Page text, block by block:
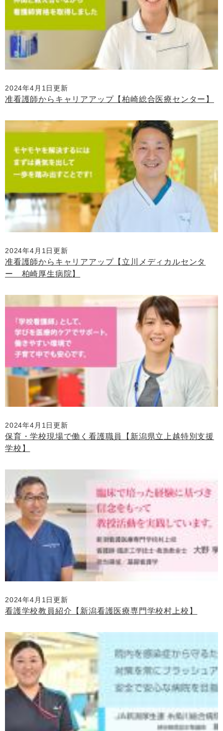
2024年4月1日更新
准看護師からキャリアアップ【柏崎総合医療センター】
2024年4月1日更新
准看護師からキャリアアップ【立川メディカルセンタ
ー 柏崎厚生病院】
2024年4月1日更新
保育・学校現場で働く看護職員【新潟県立上越特別支援
学校】
2024年4月1日更新
看護学校教員紹介【新潟看護医療専門学校村上校】